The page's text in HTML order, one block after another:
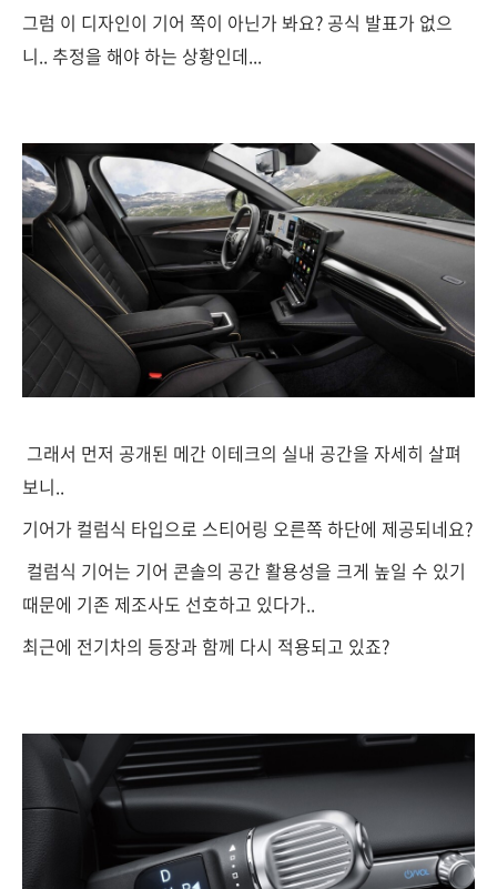
그럼 이 디자인이 기어 쪽이 아닌가 봐요? 공식 발표가 없으
니.. 추정을 해야 하는 상황인데...
그래서 먼저 공개된 메간 이테크의 실내 공간을 자세히 살펴
보니..
기어가 컬럼식 타입으로 스티어링 오른쪽 하단에 제공되네요?
컬럼식 기어는 기어 콘솔의 공간 활용성을 크게 높일 수 있기
때문에 기존 제조사도 선호하고 있다가..
최근에 전기차의 등장과 함께 다시 적용되고 있죠?